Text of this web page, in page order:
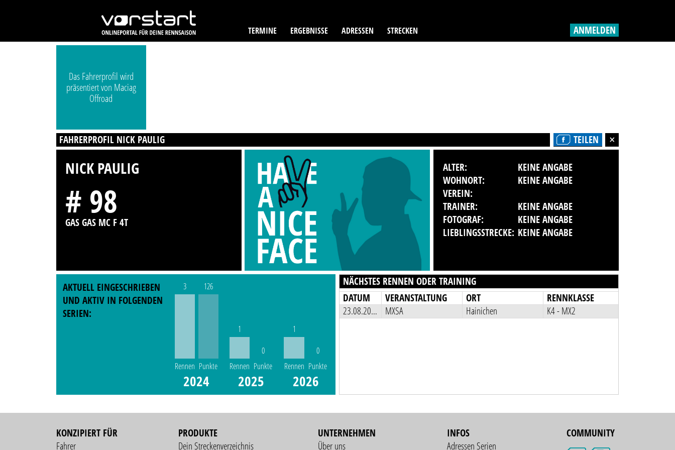
TERMINE ERGEBNISSE ADRESSEN STRECKEN ANMELDEN
Das Fahrerprofil wird
präsentiert von Maciag
Offroad
FAHRERPROFIL NICK PAULIG TEILEN
NICK PAULIG
# 98
GAS GAS MC F 4T
ALTER:
KEINE ANGABE
WOHNORT:
KEINE ANGABE
VEREIN:
TRAINER:
KEINE ANGABE
FOTOGRAF:
KEINE ANGABE
LIEBLINGSSTRECKE: KEINE ANGABE
AKTUELL EINGESCHRIEBEN
UND AKTIV IN FOLGENDEN
SERIEN:
3
Rennen
126
Punkte
2024
1
Rennen
0
Punkte
2025
1
Rennen
0
Punkte
2026
NÄCHSTES RENNEN ODER TRAINING
DATUM
VERANSTALTUNG ORT
RENNKLASSE
23.08.2026
MXSA Hainichen K4 - MX2
KONZIPIERT FÜR
Fahrer
PRODUKTE
Dein Streckenverzeichnis
UNTERNEHMEN
Über uns
INFOS
Adressen Serien
COMMUNITY